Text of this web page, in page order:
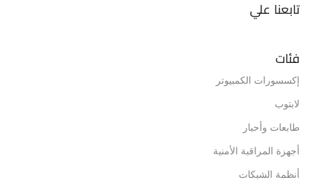
تابعنا علي
فئات
إكسسورات الكمبيوتر
لابتوب
طابعات وأحبار
أجهزة المراقبة الأمنية
أنظمة الشبكات